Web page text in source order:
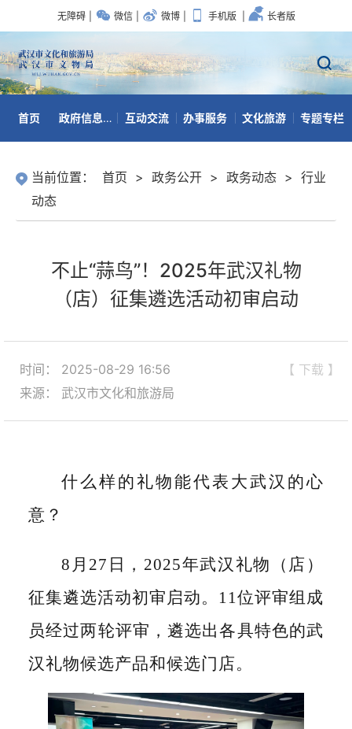
无障碍 微信 微博 手机版 长者版
首页 政府信息公开 互动交流 办事服务 文化旅游 专题专栏
当前位置： 首页 > 政务公开 > 政务动态 > 行业
动态
不止“蒜鸟”！2025年武汉礼物
（店）征集遴选活动初审启动
【 下载 】
时间： 2025-08-29 16:56
来源： 武汉市文化和旅游局
什么样的礼物能代表大武汉的心
意？
8月27日，2025年武汉礼物（店）
征集遴选活动初审启动。11位评审组成
员经过两轮评审，遴选出各具特色的武
汉礼物候选产品和候选门店。